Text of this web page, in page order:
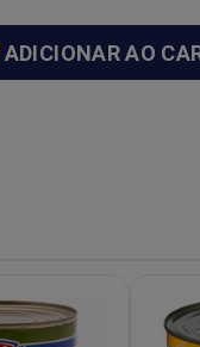
ADICIONAR AO